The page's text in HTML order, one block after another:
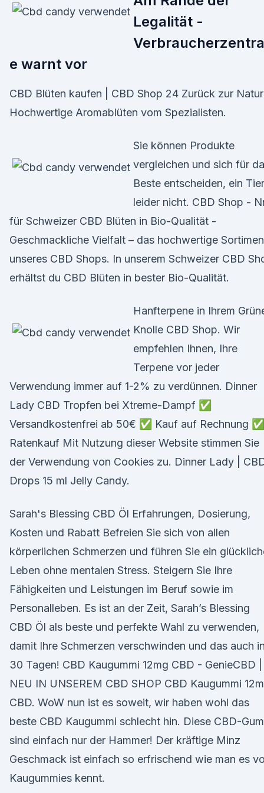
Legalität -
e warnt vor
CBD Blüten kaufen | CBD Shop 24 Zurück zur
Hochwertige Aromablüten vom Spezialisten.
Sie können Produkte
vergleichen und sich für
Beste entscheiden, ein Tier
leider nicht. CBD Shop -
für Schweizer CBD Blüten in Bio-Qualität -
Geschmackliche Vielfalt – das hochwertige
unseres CBD Shops. In unserem Schweizer CBD
erhältst du CBD Blüten in bester Bio-Qualität.
Hanfterpene in Ihrem
Knolle CBD Shop. Wir
empfehlen Ihnen, Ihre
Terpene vor jeder
Verwendung immer auf 1-2% zu verdünnen. Dinner
Lady CBD Tropfen bei Xtreme-Dampf ✅
Versandkostenfrei ab 50€ ✅ Kauf auf Rechnung ✅
Ratenkauf Mit Nutzung dieser Website stimmen Sie
der Verwendung von Cookies zu. Dinner Lady | CBD
Drops 15 ml Jelly Candy.
Sarah's Blessing CBD Öl Erfahrungen, Dosierung,
Kosten und Rabatt Befreien Sie sich von allen
körperlichen Schmerzen und führen Sie ein
Leben ohne mentalen Stress. Steigern Sie Ihre
Fähigkeiten und Leistungen im Beruf sowie im
Personalleben. Es ist an der Zeit, Sarah’s Blessing
CBD Öl als beste und perfekte Wahl zu verwenden,
damit Ihre Schmerzen verschwinden und das auch in
30 Tagen! CBD Kaugummi 12mg CBD - GenieCBD |
NEU IN UNSEREM CBD SHOP CBD Kaugummi
CBD. WoW nun ist es soweit, wir haben wohl das
beste CBD Kaugummi schlecht hin. Diese CBD-
sind einfach nur der Hammer! Der kräftige Minz
Geschmack ist einfach so erfrischend wie man es
Kaugummies kennt.